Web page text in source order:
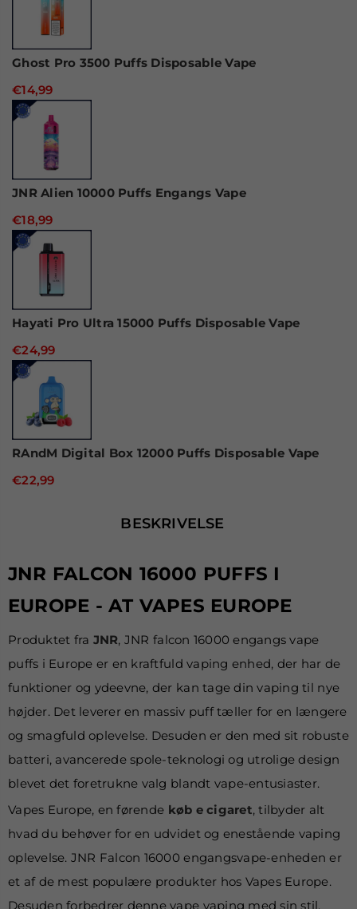
Ghost Pro 3500 Puffs Disposable Vape
€14,99
JNR Alien 10000 Puffs Engangs Vape
€18,99
Hayati Pro Ultra 15000 Puffs Disposable Vape
€24,99
RAndM Digital Box 12000 Puffs Disposable Vape
€22,99
BESKRIVELSE
JNR FALCON 16000 PUFFS I
EUROPE - AT VAPES EUROPE
Produktet fra JNR, JNR falcon 16000 engangs vape
puffs i Europe er en kraftfuld vaping enhed, der har de
funktioner og ydeevne, der kan tage din vaping til nye
højder. Det leverer en massiv puff tæller for en længere
og smagfuld oplevelse. Desuden er den med sit robuste
batteri, avancerede spole-teknologi og utrolige design
blevet det foretrukne valg blandt vape-entusiaster.
Vapes Europe, en førende køb e cigaret, tilbyder alt
hvad du behøver for en udvidet og enestående vaping
oplevelse. JNR Falcon 16000 engangsvape-enheden er
et af de mest populære produkter hos Vapes Europe.
Desuden forbedrer denne vape vaping med sin stil,